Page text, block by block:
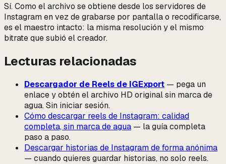
Sí. Como el archivo se obtiene desde los servidores de
Instagram en vez de grabarse por pantalla o recodificarse,
es el maestro intacto: la misma resolución y el mismo
bitrate que subió el creador.
Lecturas relacionadas
Descargador de Reels de IGExport — pega un
enlace y obtén el archivo HD original sin marca de
agua. Sin iniciar sesión.
Cómo descargar reels de Instagram: calidad
completa, sin marca de agua — la guía completa
paso a paso.
Descargar historias de Instagram de forma anónima
— cuando quieres guardar historias, no solo reels.